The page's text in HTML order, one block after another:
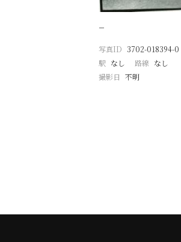
−
写真ID 3702-018394-0
駅 なし 路線 なし
撮影日 不明